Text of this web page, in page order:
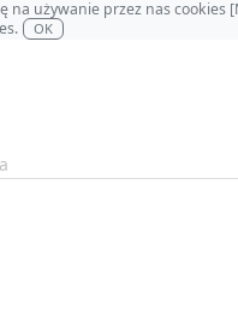
używanie przez nas
OK